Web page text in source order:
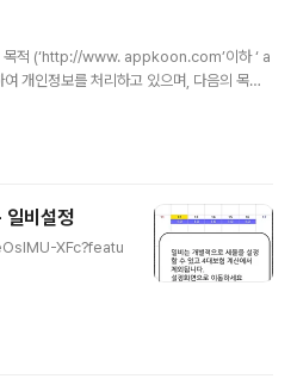
목적 (‘http://www. appkoon.com’이하 ‘ a
개인정보를 처리하고 있으며, 다음의 목적
니다.1- 필수항목 : 구글 이메일 주소3. 개인
는 법령에 따른 개인정보 보유․이용기간 내
체적인 개인정보 처리 및 보유 기간은 다음과
비설정
XFc?featu